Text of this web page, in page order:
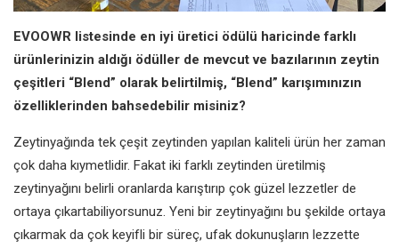
EVOOWR listesinde en iyi üretici ödülü haricinde farklı
ürünlerinizin aldığı ödüller de mevcut ve bazılarının zeytin
çeşitleri “Blend” olarak belirtilmiş, “Blend” karışımınızın
özelliklerinden bahsedebilir misiniz?
Zeytinyağında tek çeşit zeytinden yapılan kaliteli ürün her zaman
çok daha kıymetlidir. Fakat iki farklı zeytinden üretilmiş
zeytinyağını belirli oranlarda karıştırıp çok güzel lezzetler de
ortaya çıkartabiliyorsunuz. Yeni bir zeytinyağını bu şekilde ortaya
çıkarmak da çok keyifli bir süreç, ufak dokunuşların lezzette